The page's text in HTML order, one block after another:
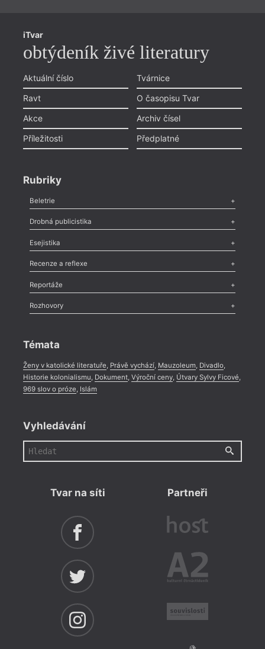
iTvar
obtýdeník živé literatury
Aktuální číslo
Ravt
Akce
Příležitosti
Tvárnice
O časopisu Tvar
Archiv čísel
Předplatné
Rubriky
Beletrie
Poezie,Próza,Dokumenty
Drobná publicistika
Odlesk
Nekrolog,Glosa,Sloupek,Pozvánka,Literární soutěž,
Esejistika
Esej ,Pádlo,Úvaha
Recenze a reflexe
Recenze
Méně slov o próze,Celá rubrika
Reportáže
Literární zítřky
Celá rubrika
Rozhovory
Témata
Ženy v katolické literatuře, Právě vychází, Mauzoleum, Divadlo,
Historie kolonialismu, Dokument, Výroční ceny, Útvary Sylvy Ficové,
969 slov o próze, Islám
Vyhledávání
Tvar na síti Partneři